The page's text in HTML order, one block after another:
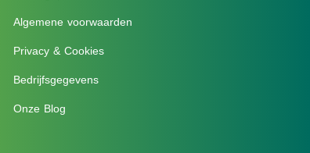
Algemene voorwaarden
Privacy & Cookies
Bedrijfsgegevens
Onze Blog